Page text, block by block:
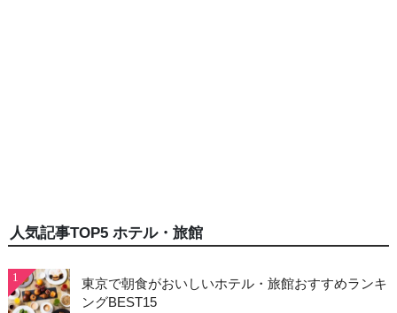
人気記事TOP5 ホテル・旅館
1
東京で朝食がおいしいホテル・旅館おすすめランキ
ングBEST15